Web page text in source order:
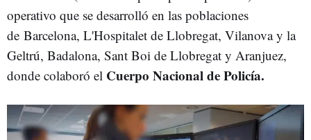
operativo que se desarrolló en las poblaciones
de Barcelona, L'Hospitalet de Llobregat, Vilanova y la
Geltrú, Badalona, Sant Boi de Llobregat y Aranjuez,
donde colaboró el Cuerpo Nacional de Policía.